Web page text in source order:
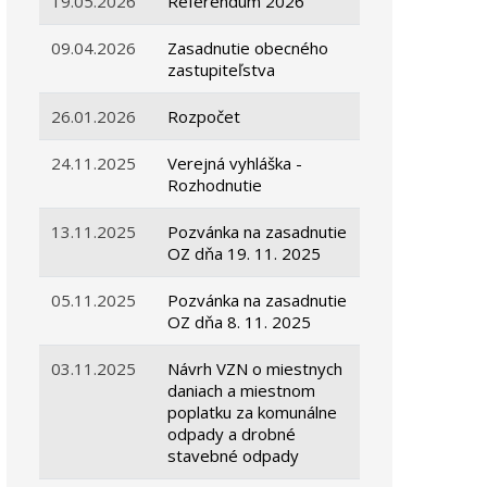
09.04.2026
Zasadnutie obecného
zastupiteľstva
26.01.2026 Rozpočet
24.11.2025
Verejná vyhláška -
Rozhodnutie
13.11.2025
Pozvánka na zasadnutie
OZ dňa 19. 11. 2025
05.11.2025
Pozvánka na zasadnutie
OZ dňa 8. 11. 2025
03.11.2025
Návrh VZN o miestnych
daniach a miestnom
poplatku za komunálne
odpady a drobné
stavebné odpady